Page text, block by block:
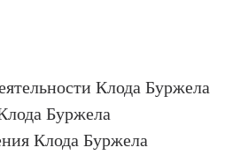
Клода Буржела
Буржела
Клода Буржела